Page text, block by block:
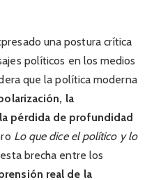
una postura crítica
políticos en los medios
que la política moderna
la
pérdida de profundidad
Lo que dice el político y lo
brecha entre los
real de la